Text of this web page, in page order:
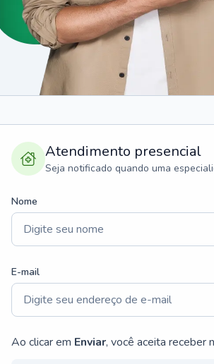
Atendimento presencial
Seja notificado quando uma
Nome
E-mail
Ao clicar em Enviar, você aceita receber